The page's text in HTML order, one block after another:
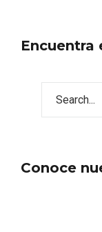
Encuentra
Conoce